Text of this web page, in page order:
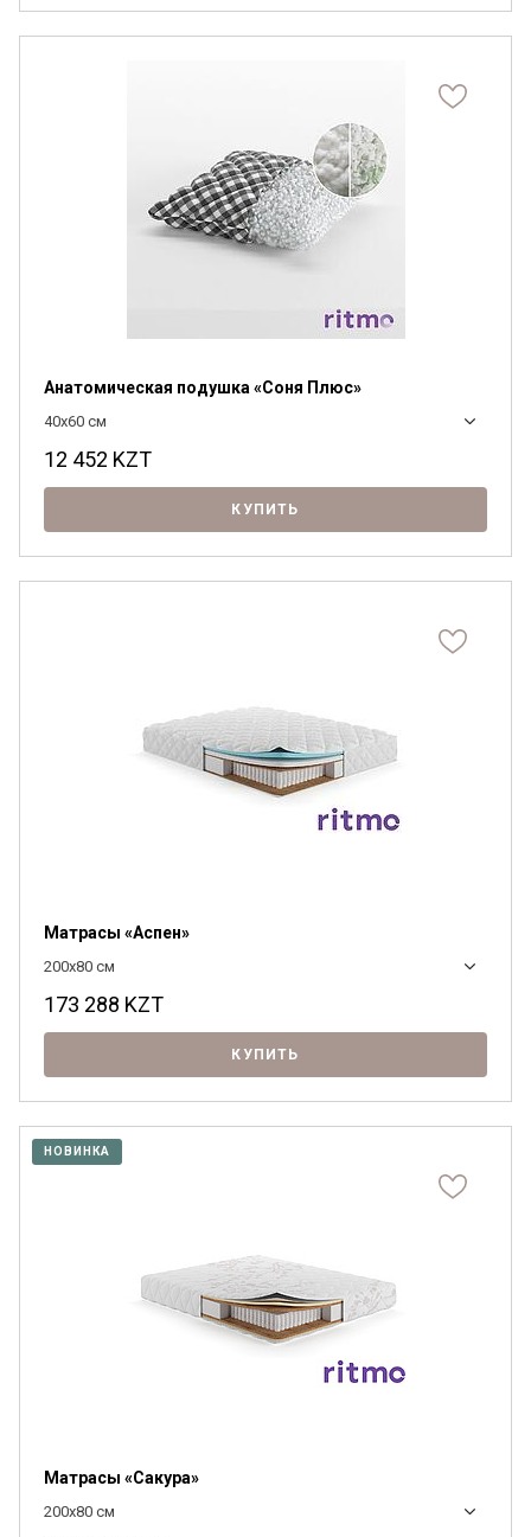
Анатомическая подушка «Соня Плюс»
40х60 см
12 452 KZT
КУПИТЬ
Матрасы «Аспен»
200x80 см
173 288 KZT
КУПИТЬ
НОВИНКА
Матрасы «Сакура»
200x80 см